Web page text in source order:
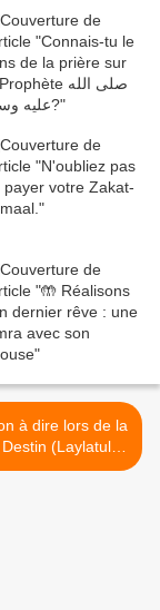
à dire lors de la
(Laylatul
Qadr) >